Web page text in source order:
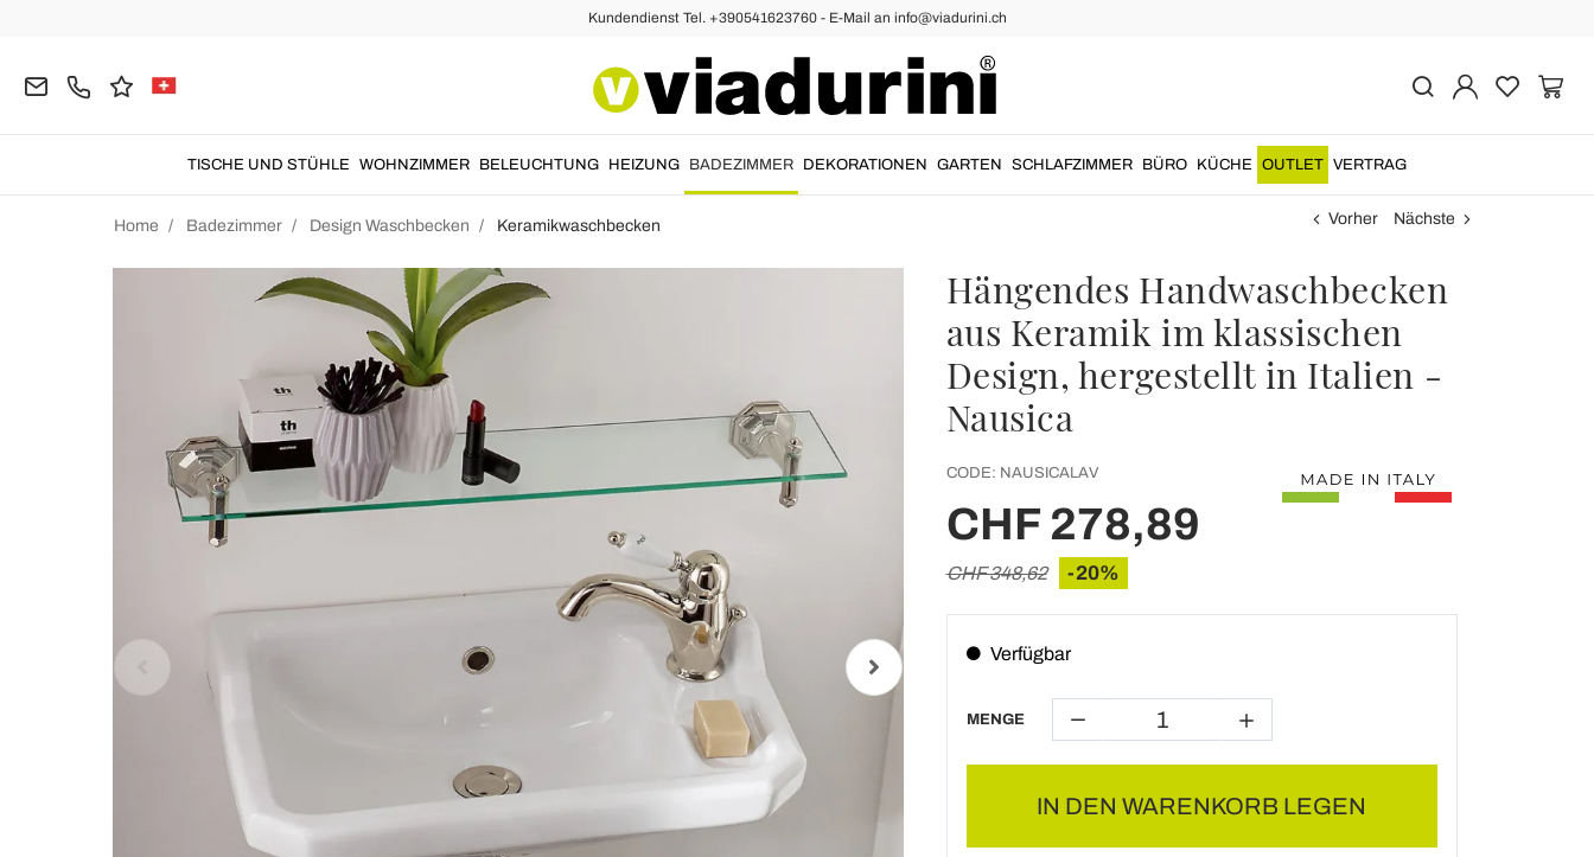
Kundendienst Tel. +390541623760 - E-Mail an info@viadurini.ch
TISCHE UND STÜHLE WOHNZIMMER BELEUCHTUNG HEIZUNG BADEZIMMER DEKORATIONEN GARTEN SCHLAFZIMMER BÜRO KÜCHE OUTLET VERTRAG
Home Badezimmer Design Waschbecken Keramikwaschbecken Vorher Nächste
Hängendes Handwaschbecken
aus Keramik im klassischen
Design, hergestellt in Italien -
Nausica
CODE: NAUSICALAV
CHF 278,89
CHF 348,62 -20%
Verfügbar
MENGE
IN DEN WARENKORB LEGEN